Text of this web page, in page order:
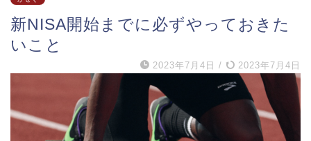
新NISA開始までに必ずやっておきた
いこと
2023年7月4日 / 2023年7月4日